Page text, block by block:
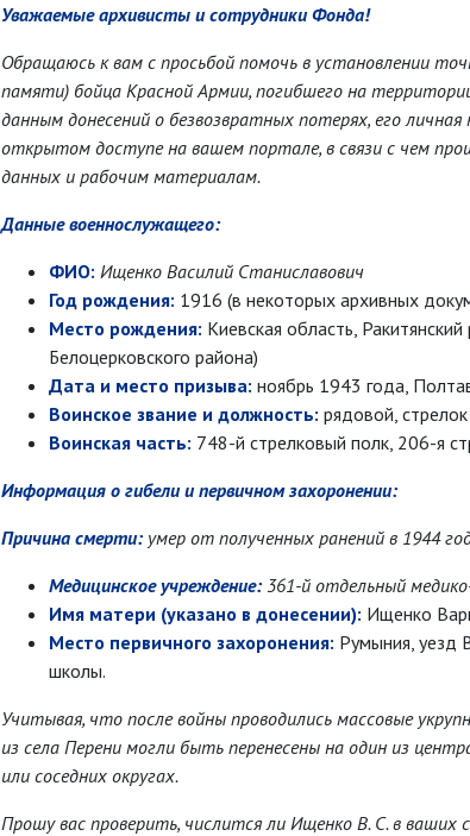
Уважаемые архивисты и сотрудники Фонда!
Обращаюсь к вам с просьбой помочь в установлении
памяти) бойца Красной Армии, погибшего на
данным донесений о безвозвратных потерях, его
открытом доступе на вашем портале, в связи с чем
данных и рабочим материалам.
Данные военнослужащего:
ФИО: Ищенко Василий Станиславович
Год рождения: 1916 (в некоторых архивных
Место рождения: Киевская область,
Белоцерковского района)
Дата и место призыва: ноябрь 1943 года,
Воинское звание и должность: рядовой, стрелок
Воинская часть: 748-й стрелковый полк, 206-я
Информация о гибели и первичном захоронении:
Причина смерти:умер от полученных ранений в 1944
Медицинское учреждение: 361-й отдельный
Имя матери (указано в донесении): Ищенко
Место первичного захоронения: Румыния, уезд
школы.
Учитывая, что после войны проводились массовые
из села Перени могли быть перенесены на один из
или соседних округах.
Прошу вас проверить, числится ли Ищенко В. С. в ваших